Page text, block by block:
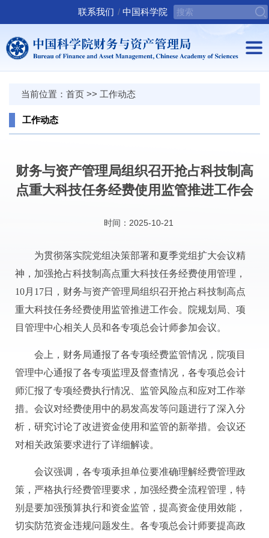
联系我们 /中国科学院
当前位置： 首页 >> 工作动态
工作动态
财务与资产管理局组织召开抢占科技制高
点重大科技任务经费使用监管推进工作会
时间：2025-10-21
为贯彻落实院党组决策部署和夏季党组扩大会议精
神，加强抢占科技制高点重大科技任务经费使用管理，
10月17日，财务与资产管理局组织召开抢占科技制高点
重大科技任务经费使用监管推进工作会。院规划局、项
目管理中心相关人员和各专项总会计师参加会议。
会上，财务局通报了各专项经费监管情况，院项目
管理中心通报了各专项监理及督查情况，各专项总会计
师汇报了专项经费执行情况、监管风险点和应对工作举
措。会议对经费使用中的易发高发等问题进行了深入分
析，研究讨论了改进资金使用和监管的新举措。会议还
对相关政策要求进行了详细解读。
会议强调，各专项承担单位要准确理解经费管理政
策，严格执行经费管理要求，加强经费全流程管理，特
别是要加强预算执行和资金监管，提高资金使用效能，
切实防范资金违规问题发生。各专项总会计师要提高政